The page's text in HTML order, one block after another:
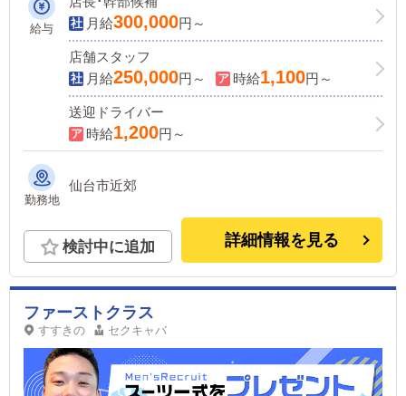
給与
月給300,000円～
店舗スタッフ
月給250,000円～ 時給1,100円～
送迎ドライバー
時給1,200円～
勤務地
仙台市近郊
検討中に追加 詳細情報を見る
ファーストクラス
すすきの セクキャバ